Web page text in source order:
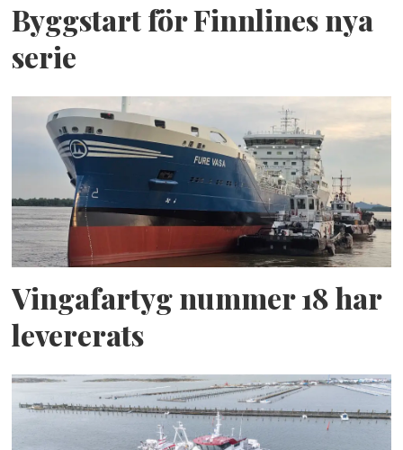
Byggstart för Finnlines nya
serie
Vingafartyg nummer 18 har
levererats